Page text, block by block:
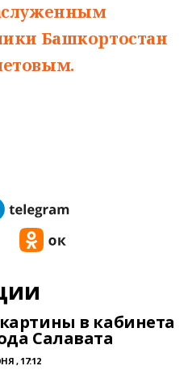
Башкортостан
в кабинета
Салавата
, 17:12